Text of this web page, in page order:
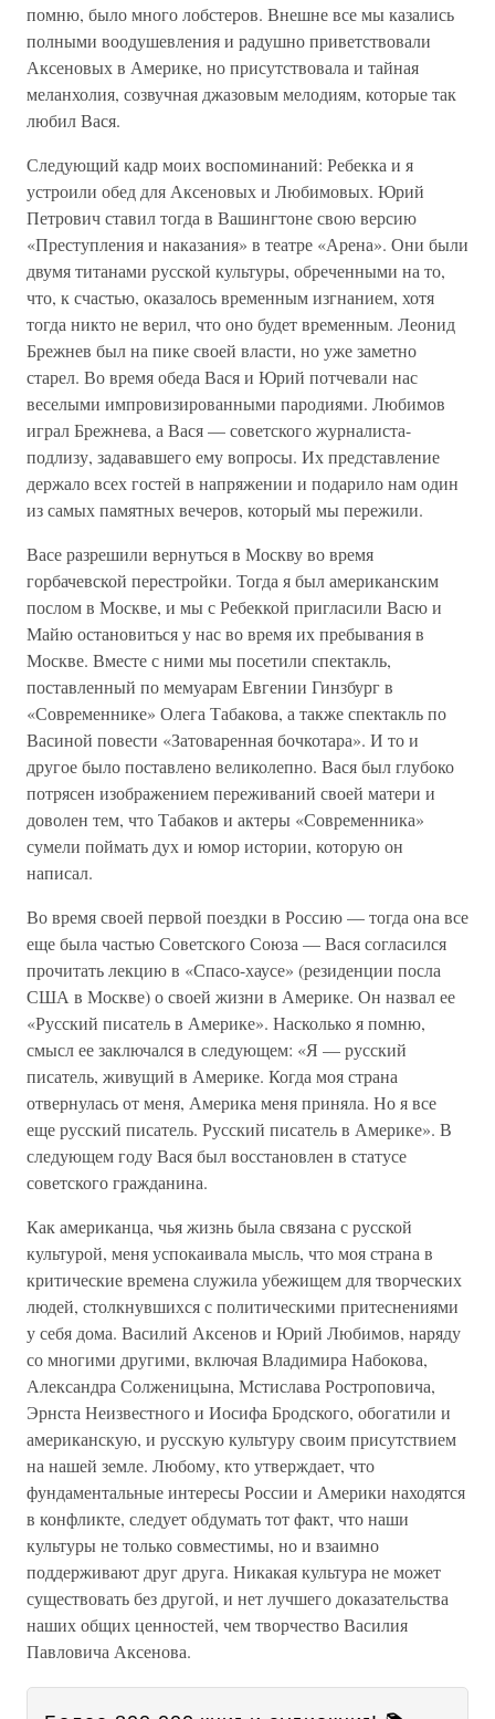
помню, было много лобстеров. Внешне все мы казались
полными воодушевления и радушно приветствовали
Аксеновых в Америке, но присутствовала и тайная
меланхолия, созвучная джазовым мелодиям, которые так
любил Вася.
Следующий кадр моих воспоминаний: Ребекка и я
устроили обед для Аксеновых и Любимовых. Юрий
Петрович ставил тогда в Вашингтоне свою версию
«Преступления и наказания» в театре «Арена». Они были
двумя титанами русской культуры, обреченными на то,
что, к счастью, оказалось временным изгнанием, хотя
тогда никто не верил, что оно будет временным. Леонид
Брежнев был на пике своей власти, но уже заметно
старел. Во время обеда Вася и Юрий потчевали нас
веселыми импровизированными пародиями. Любимов
играл Брежнева, а Вася — советского журналиста-
подлизу, задававшего ему вопросы. Их представление
держало всех гостей в напряжении и подарило нам один
из самых памятных вечеров, который мы пережили.
Васе разрешили вернуться в Москву во время
горбачевской перестройки. Тогда я был американским
послом в Москве, и мы с Ребеккой пригласили Васю и
Майю остановиться у нас во время их пребывания в
Москве. Вместе с ними мы посетили спектакль,
поставленный по мемуарам Евгении Гинзбург в
«Современнике» Олега Табакова, а также спектакль по
Васиной повести «Затоваренная бочкотара». И то и
другое было поставлено великолепно. Вася был глубоко
потрясен изображением переживаний своей матери и
доволен тем, что Табаков и актеры «Современника»
сумели поймать дух и юмор истории, которую он
написал.
Во время своей первой поездки в Россию — тогда она все
еще была частью Советского Союза — Вася согласился
прочитать лекцию в «Спасо-хаусе» (резиденции посла
США в Москве) о своей жизни в Америке. Он назвал ее
«Русский писатель в Америке». Насколько я помню,
смысл ее заключался в следующем: «Я — русский
писатель, живущий в Америке. Когда моя страна
отвернулась от меня, Америка меня приняла. Но я все
еще русский писатель. Русский писатель в Америке». В
следующем году Вася был восстановлен в статусе
советского гражданина.
Как американца, чья жизнь была связана с русской
культурой, меня успокаивала мысль, что моя страна в
критические времена служила убежищем для творческих
людей, столкнувшихся с политическими притеснениями
у себя дома. Василий Аксенов и Юрий Любимов, наряду
со многими другими, включая Владимира Набокова,
Александра Солженицына, Мстислава Ростроповича,
Эрнста Неизвестного и Иосифа Бродского, обогатили и
американскую, и русскую культуру своим присутствием
на нашей земле. Любому, кто утверждает, что
фундаментальные интересы России и Америки находятся
в конфликте, следует обдумать тот факт, что наши
культуры не только совместимы, но и взаимно
поддерживают друг друга. Никакая культура не может
существовать без другой, и нет лучшего доказательства
наших общих ценностей, чем творчество Василия
Павловича Аксенова.